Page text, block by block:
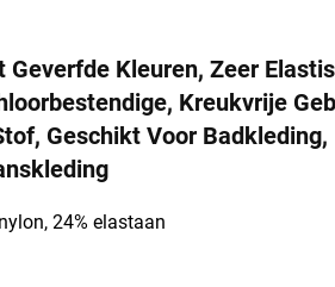
Geverfde Kleuren, Zeer
Kreukvrije
Geschikt Voor Badkleding,
24% elastaan